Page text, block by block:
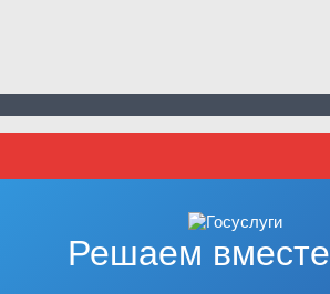
Решаем вместе